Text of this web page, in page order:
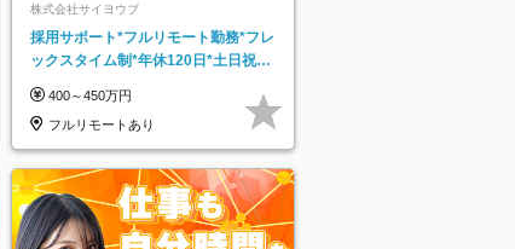
株式会社サイヨウブ
採用サポート*フルリモート勤務*フレ
ックスタイム制*年休120日*土日祝休
400～450万円
フルリモートあり